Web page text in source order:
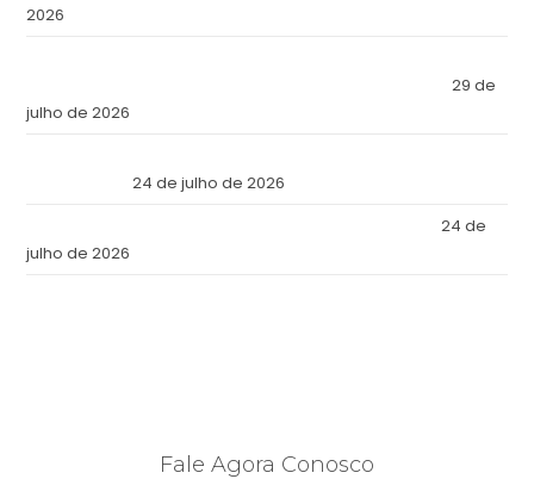
2026
29 de
julho de 2026
24 de julho de 2026
24 de
julho de 2026
Fale Agora Conosco